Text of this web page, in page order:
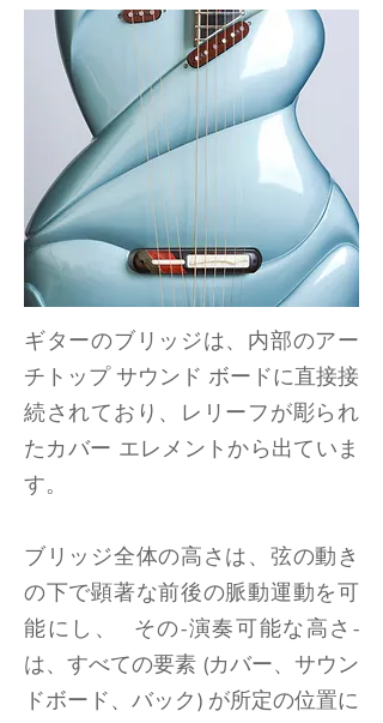
ギターのブリッジは、内部のアー
チトップ サウンド ボードに直接接
続されており、レリーフが彫られ
たカバー エレメントから出ていま
す。
ブリッジ全体の高さは、弦の動き
の下で顕著な前後の脈動運動を可
能にし、 その-演奏可能な高さ-
は、すべての要素 (カバー、サウン
ドボード、バック) が所定の位置に